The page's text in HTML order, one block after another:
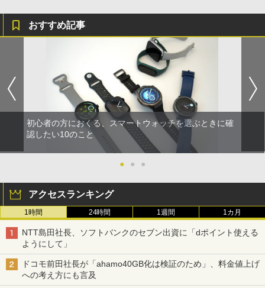
おすすめ記事
初心者の方におくる、スマートウォッチを選ぶときに確
認したい10のこと
● ● ●
アクセスランキング
1時間 24時間 1週間 1カ月
NTT島田社長、ソフトバンクのセブン出資に「dポイント使える
ようにして」
ドコモ前田社長が「ahamo40GB化は検証のため」、料金値上げ
への考え方にも言及